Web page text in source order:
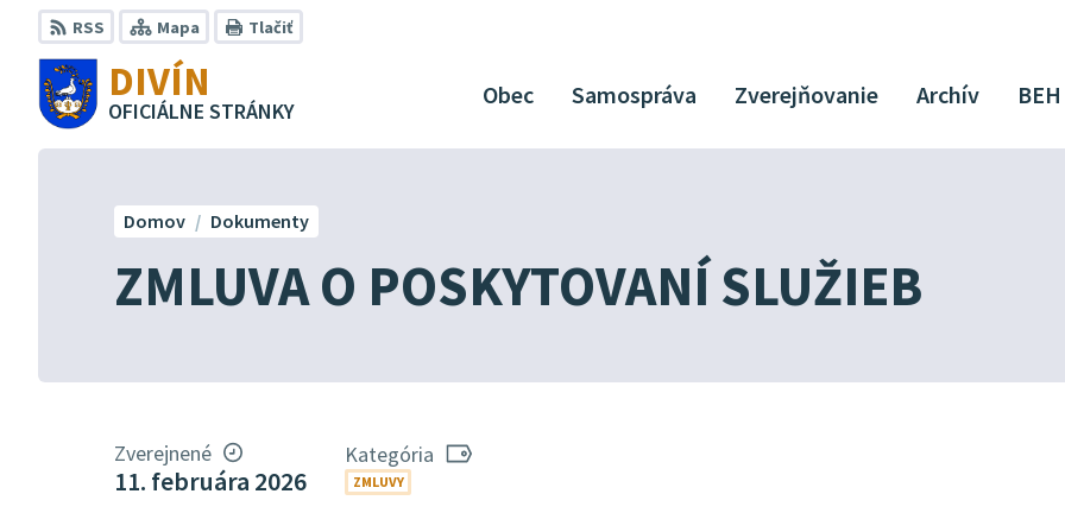
Preskočiť
na
obsah
RSS Mapa Tlačiť
DIVÍN
OFICIÁLNE STRÁNKY
Obec Samospráva Zverejňovanie Archív BEH
ZMLUVA O POSKYTOVANÍ SLUŽIEB
Domov Dokumenty
Zverejnené
11. februára 2026
Kategória
ZMLUVY